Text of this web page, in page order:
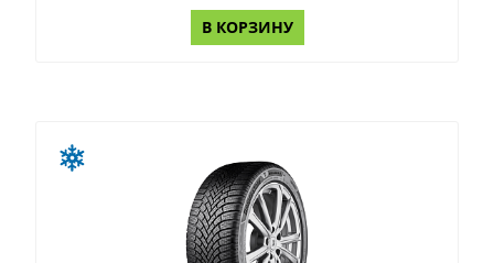
В КОРЗИНУ